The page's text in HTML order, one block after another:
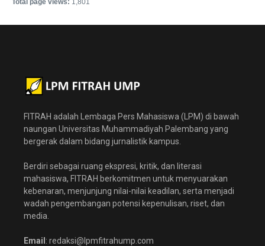
Total page views: 1,801
FITRAH adalah Lembaga Pers Mahasiswa (LPM) di bawah
naungan Universitas Muhammadiyah Palembang yang
bergerak dalam bidang jurnalistik kampus.
Berdiri sebagai ruang ekspresi, kritik, dan literasi
mahasiswa, FITRAH berkomitmen untuk menyuarakan
kebenaran, menjunjung nilai-nilai keadilan, serta menjadi
wadah pengembangan potensi kepenulisan, riset, dan
media.
Email: redaksi@lpmfitrahump.com